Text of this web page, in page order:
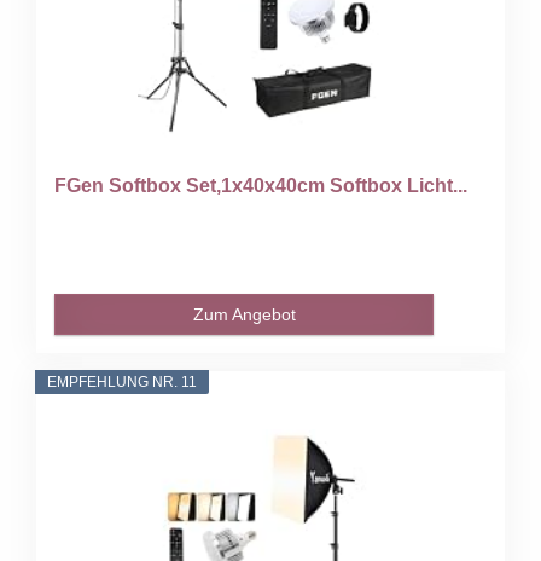
FGen Softbox Set,1x40x40cm Softbox Licht...
Zum Angebot
EMPFEHLUNG NR. 11